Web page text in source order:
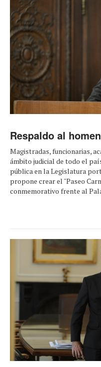
Respaldo al
Magistradas, funcionarias,
ámbito judicial de todo el
pública en la Legislatura
propone crear el "Paseo
conmemorativo frente al